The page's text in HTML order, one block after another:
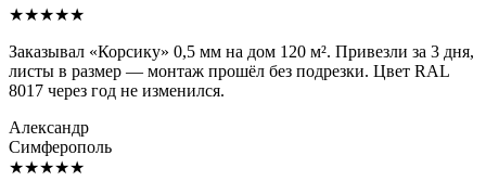
★★★★★
Заказывал «Корсику» 0,5 мм на дом 120 м². Привезли за 3 дня,
листы в размер — монтаж прошёл без подрезки. Цвет RAL
8017 через год не изменился.
Александр
Симферополь
★★★★★